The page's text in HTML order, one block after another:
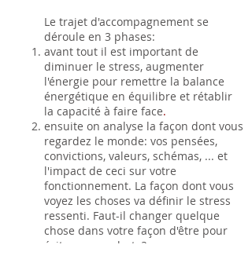
Le trajet d'accompagnement se
déroule en 3 phases:
avant tout il est important de
diminuer le stress, augmenter
l'énergie pour remettre la balance
énergétique en équilibre et rétablir
la capacité à faire face.
ensuite on analyse la façon dont vous
regardez le monde: vos pensées,
convictions, valeurs, schémas, ... et
l'impact de ceci sur votre
fonctionnement. La façon dont vous
voyez les choses va définir le stress
ressenti. Faut-il changer quelque
chose dans votre façon d'être pour
éviter une rechute?